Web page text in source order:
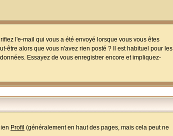
l'e-mail qui vous a été envoyé lorsque vous vous êtes
être alors que vous n'avez rien posté ? Il est habituel pour les
Essayez de vous enregistrer encore et impliquez-
Profil (généralement en haut des pages, mais cela peut ne